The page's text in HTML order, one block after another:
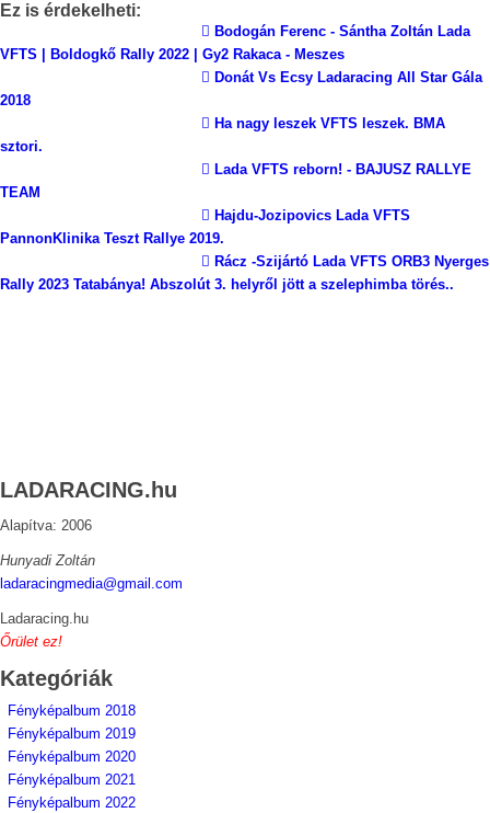
Ez is érdekelheti:
Bodogán Ferenc - Sántha Zoltán Lada
VFTS | Boldogkő Rally 2022 | Gy2 Rakaca - Meszes
Donát Vs Ecsy Ladaracing All Star Gála
2018
Ha nagy leszek VFTS leszek. BMA
sztori.
Lada VFTS reborn! - BAJUSZ RALLYE
TEAM
Hajdu-Jozipovics Lada VFTS
PannonKlinika Teszt Rallye 2019.
Rácz -Szijártó Lada VFTS ORB3 Nyerges
Rally 2023 Tatabánya! Abszolút 3. helyről jött a szelephimba törés..
LADARACING.hu
Alapítva: 2006
Hunyadi Zoltán
ladaracingmedia@gmail.com
Ladaracing.hu
Őrület ez!
Kategóriák
Fényképalbum 2018
Fényképalbum 2019
Fényképalbum 2020
Fényképalbum 2021
Fényképalbum 2022